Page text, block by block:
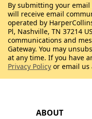
ABOUT
By submitting your
will receive email
operated by
Pl, Nashville, TN 37214
communications and
Gateway. You may
at any time. If you have
Privacy Policy or email us